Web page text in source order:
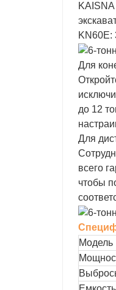
KN60E:
Для
до 12
Для
всего
чтобы
Модель